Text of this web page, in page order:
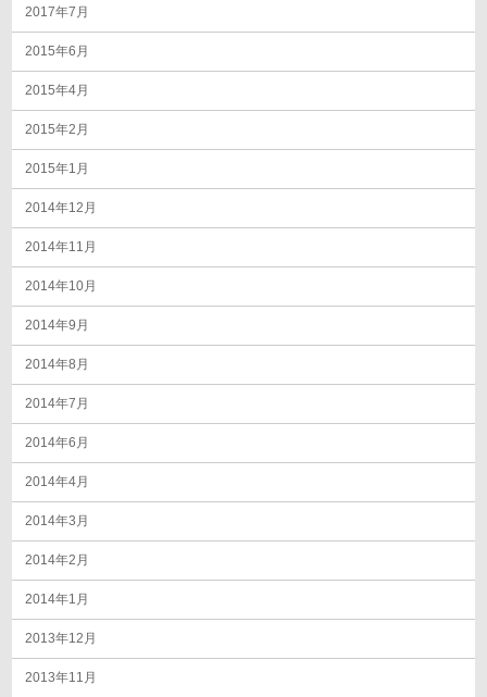
2017年7月
2015年6月
2015年4月
2015年2月
2015年1月
2014年12月
2014年11月
2014年10月
2014年9月
2014年8月
2014年7月
2014年6月
2014年4月
2014年3月
2014年2月
2014年1月
2013年12月
2013年11月